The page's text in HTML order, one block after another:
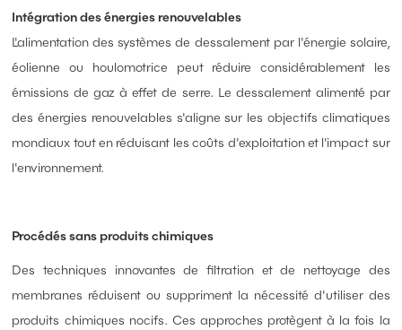
Intégration des énergies renouvelables
L'alimentation des systèmes de dessalement par l'énergie solaire,
éolienne ou houlomotrice peut réduire considérablement les
émissions de gaz à effet de serre. Le dessalement alimenté par
des énergies renouvelables s'aligne sur les objectifs climatiques
mondiaux tout en réduisant les coûts d'exploitation et l'impact sur
l'environnement.
Procédés sans produits chimiques
Des techniques innovantes de filtration et de nettoyage des
membranes réduisent ou suppriment la nécessité d'utiliser des
produits chimiques nocifs. Ces approches protègent à la fois la